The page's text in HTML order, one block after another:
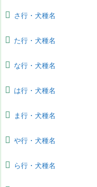
さ行・犬種名
た行・犬種名
な行・犬種名
は行・犬種名
ま行・犬種名
や行・犬種名
ら行・犬種名